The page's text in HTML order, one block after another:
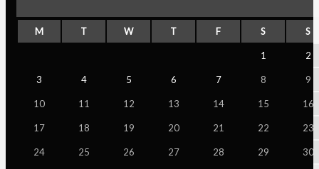
M T W T F S S
1 2
3 4 5 6 7 8 9
10 11 12 13 14 15 16
17 18 19 20 21 22 23
24 25 26 27 28 29 30